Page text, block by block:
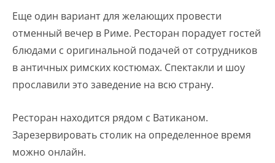
Еще один вариант для желающих провести
отменный вечер в Риме. Ресторан порадует гостей
блюдами с оригинальной подачей от сотрудников
в античных римских костюмах. Спектакли и шоу
прославили это заведение на всю страну.
Ресторан находится рядом с Ватиканом.
Зарезервировать столик на определенное время
можно онлайн.